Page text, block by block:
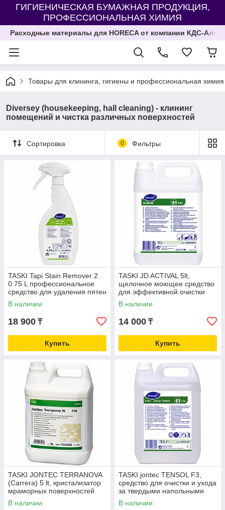
ГИГИЕНИЧЕСКАЯ БУМАЖНАЯ ПРОДУКЦИЯ,
ПРОФЕССИОНАЛЬНАЯ ХИМИЯ
Расходные материалы для HORECA от компании КДС-
Товары для клининга, гигиены и профессиональная химия
Diversey (housekeeping, hall cleaning) - клининг
помещений и чистка различных поверхностей
Сортировка 0 Фильтры
TASKI Tapi Stain Remover 2
0.75 L профессиональное
средство для удаления пятен
с ковров, текстиля и мягкой
мебели
В наличии
18 900 ₸
Купить
TASKI JD ACTIVAL 5lt,
щелочное моющее средство
для эффективной очистки
полов и твердых
поверхностей
В наличии
14 000 ₸
Купить
TASKI JONTEC TERRANOVA
(Carrera) 5 lt, кристализатор
мраморных поверхностей
В наличии
TASKI jontec TENSOL F3,
средство для очистки и ухода
за твердыми напольными
покрытиями
В наличии